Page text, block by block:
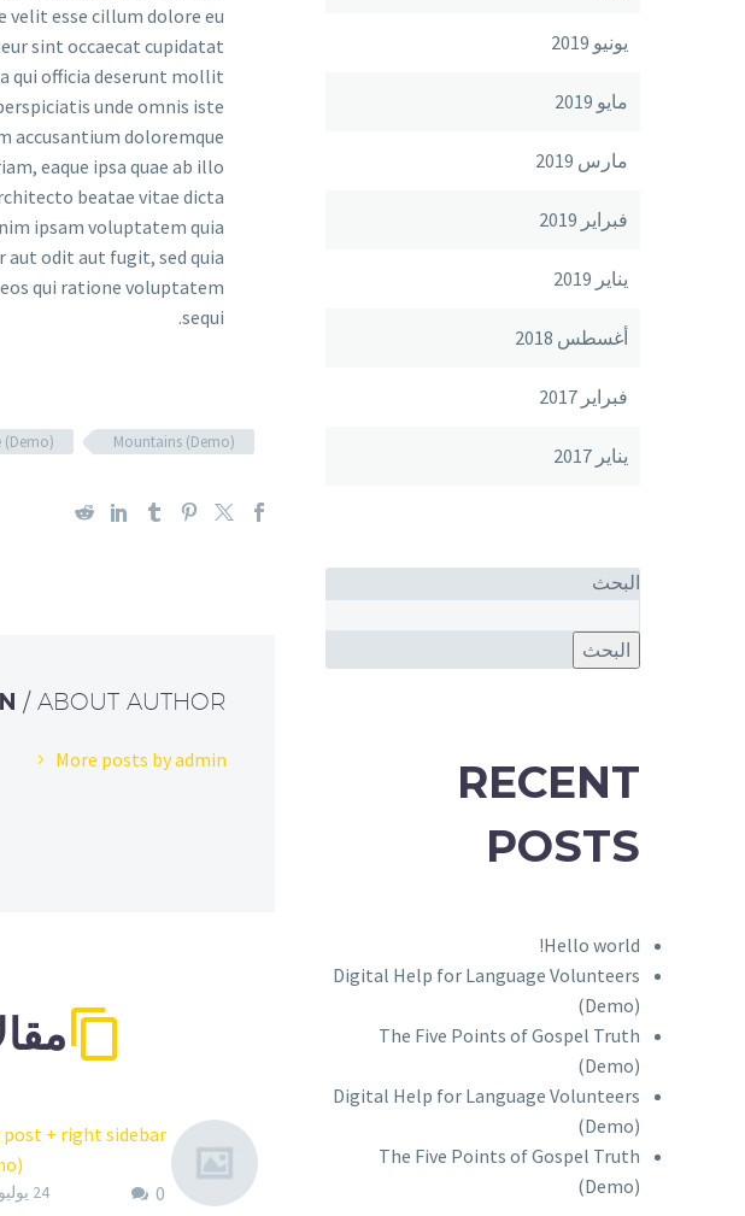
esse cillum dolore eu
sint occaecat cupidatat
qui officia deserunt mollit
unde omnis iste
accusantium doloremque
eaque ipsa quae ab illo
beatae vitae dicta
ipsam voluptatem quia
odit aut fugit, sed quia
qui ratione voluptatem
sequi.
Mountains (Demo)
(Demo)
/ ABOUT AUTHOR
More posts by admin
+ right sidebar
Ipsum. Proin
0 24 يوليو 2019
System (Demo)
يونيو 2019
مايو 2019
مارس 2019
فبراير 2019
يناير 2019
أغسطس 2018
فبراير 2017
يناير 2017
البحث
البحث
RECENT
POSTS
Hello world!
Digital Help for Language Volunteers
(Demo)
The Five Points of Gospel Truth
(Demo)
Digital Help for Language Volunteers
(Demo)
The Five Points of Gospel Truth
(Demo)